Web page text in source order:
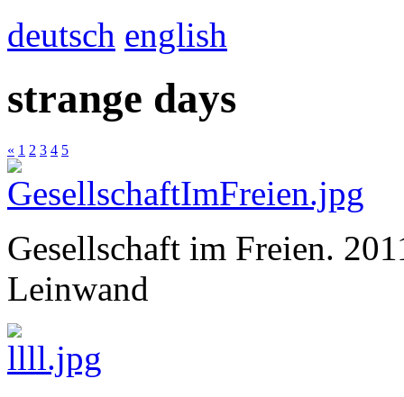
deutsch english
strange days
« 1 2 3 4 5
Gesellschaft im Freien.
Leinwand